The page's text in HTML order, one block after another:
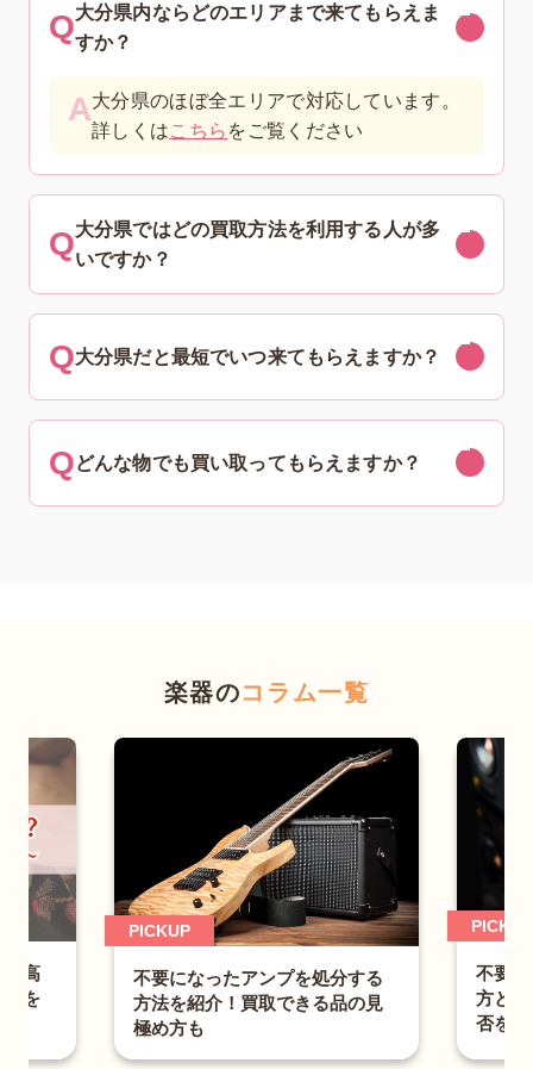
大分県内ならどのエリアまで来てもらえま
すか？
大分県のほぼ全エリアで対応しています。
詳しくはこちら をご覧ください
大分県ではどの買取方法を利用する人が多
いですか？
大分県だと最短でいつ来てもらえますか？
どんな物でも買い取ってもらえますか？
楽器のコラム一覧
？高
トを
PICKUP
不要になったアンプを処分する
方法を紹介！買取できる品の見
極め方も
PICKUP
不要
方と
否を紹